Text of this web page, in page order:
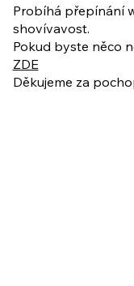
Probíhá přepínání
shovívavost.
Pokud byste něco
ZDE
Děkujeme za